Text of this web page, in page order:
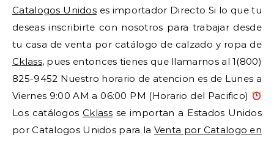
Catalogos Unidos es importador Directo Si lo que tu
deseas inscribirte con nosotros para trabajar desde
tu casa de venta por catálogo de calzado y ropa de
Cklass, pues entonces tienes que llamarnos al 1(800)
825-9452 Nuestro horario de atencion es de Lunes a
Viernes 9:00 AM a 06:00 PM (Horario del Pacifico)
Los catálogosCklassse importan a Estados Unidos
por Catalogos Unidos para la Venta por Catalogo en